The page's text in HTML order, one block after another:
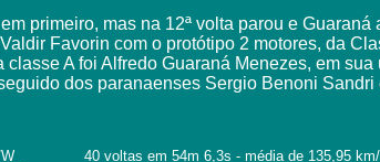
primeiro, mas na 12ª volta parou e
Favorin com o protótipo 2 motores, da
A foi Alfredo Guaraná Menezes, em
dos paranaenses Sergio Benoni
40 voltas em 54m 6,3s - média de 135,95